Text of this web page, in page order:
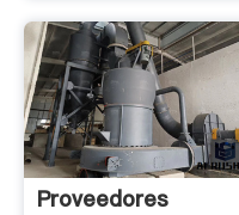
Proveedores